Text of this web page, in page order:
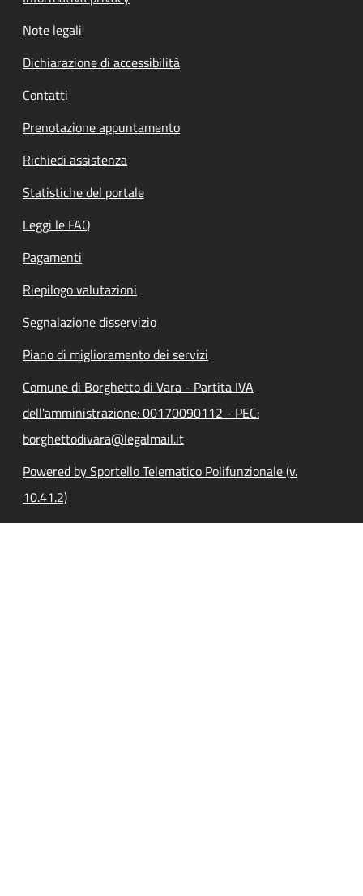
Note legali
Dichiarazione di accessibilità
Contatti
Prenotazione appuntamento
Richiedi assistenza
Statistiche del portale
Leggi le FAQ
Pagamenti
Riepilogo valutazioni
Segnalazione disservizio
Piano di miglioramento dei servizi
Comune di Borghetto di Vara - Partita IVA
dell'amministrazione: 00170090112 - PEC:
borghettodivara@legalmail.it
Powered by Sportello Telematico Polifunzionale (v.
10.41.2)